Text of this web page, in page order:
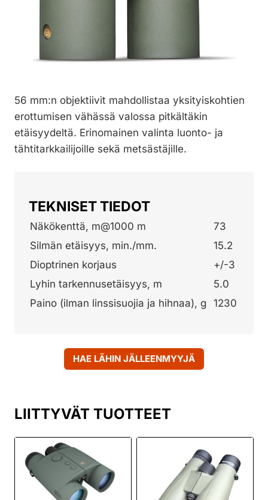
56 mm:n objektiivit mahdollistaa yksityiskohtien
erottumisen vähässä valossa pitkältäkin
etäisyydeltä. Erinomainen valinta luonto- ja
tähtitarkkailijoille sekä metsästäjille.
TEKNISET TIEDOT
Näkökenttä, m@1000 m
73
Silmän etäisyys, min./mm.
15.2
Dioptrinen korjaus
+/-3
Lyhin tarkennusetäisyys, m
5.0
Paino (ilman linssisuojia ja hihnaa), g
1230
HAE LÄHIN JÄLLEENMYYJÄ
LIITTYVÄT TUOTTEET